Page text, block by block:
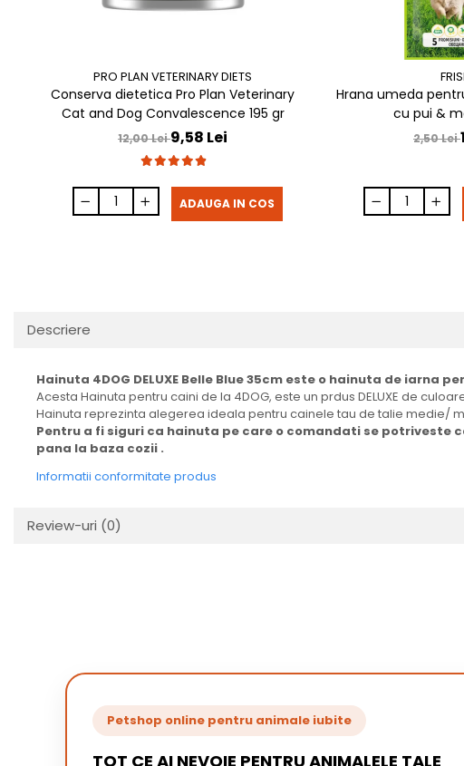
PRO PLAN VETERINARY DIETS
Conserva dietetica Pro Plan Veterinary
Cat and Dog Convalescence 195 gr
12,00 Lei9,58 Lei
ADAUGA IN COS
Hrana umeda
cu pui &
2,50 Lei
Descriere
Hainuta 4DOG DELUXE Belle Blue 35cm este o hainuta de iarna
Acesta Hainuta pentru caini de la 4DOG, este un prdus DELUXE de
Hainuta reprezinta alegerea ideala pentru cainele tau de talie medie/
Pentru a fi siguri ca hainuta pe care o comandati se potriveste
pana la baza cozii .
Informatii conformitate produs
Review-uri (0)
Petshop online pentru animale iubite
TOT CE AI NEVOIE PENTRU ANIMALELE TALE